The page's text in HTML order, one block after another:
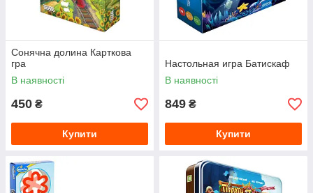
Сонячна долина Карткова
гра
В наявності
450 ₴
Купити
Настольная игра Батискаф
В наявності
849 ₴
Купити